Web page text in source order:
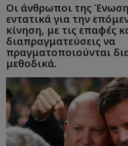
Οι άνθρωποι της
εντατικά για την
κίνηση, με τις επαφές
διαπραγματεύσεις να
πραγματοποιούνται
μεθοδικά.